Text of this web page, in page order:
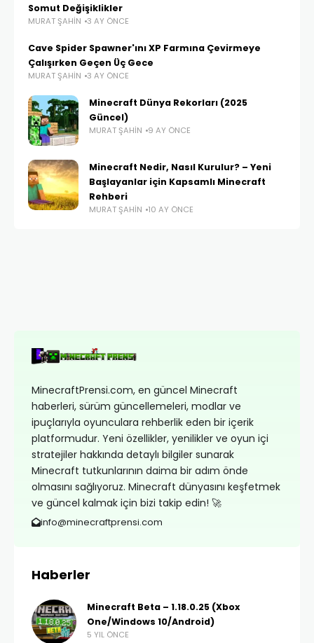
Somut Değişiklikler
MURAT ŞAHIN 3 AY ÖNCE
Cave Spider Spawner'ını XP Farmına Çevirmeye
Çalışırken Geçen Üç Gece
MURAT ŞAHIN 3 AY ÖNCE
Minecraft Dünya Rekorları (2025
Güncel)
MURAT ŞAHIN 9 AY ÖNCE
Minecraft Nedir, Nasıl Kurulur? – Yeni
Başlayanlar için Kapsamlı Minecraft
Rehberi
MURAT ŞAHIN 10 AY ÖNCE
MinecraftPrensi.com, en güncel Minecraft
haberleri, sürüm güncellemeleri, modlar ve
ipuçlarıyla oyunculara rehberlik eden bir içerik
platformudur. Yeni özellikler, yenilikler ve oyun içi
stratejiler hakkında detaylı bilgiler sunarak
Minecraft tutkunlarının daima bir adım önde
olmasını sağlıyoruz. Minecraft dünyasını keşfetmek
ve güncel kalmak için bizi takip edin! 🚀
info@minecraftprensi.com
Haberler
Minecraft Beta – 1.18.0.25 (Xbox
One/Windows 10/Android)
5 YIL ÖNCE